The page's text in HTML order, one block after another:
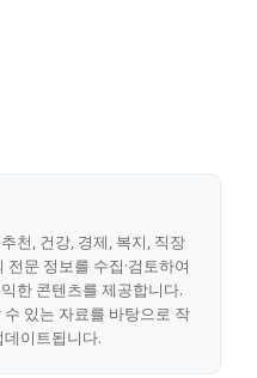
천, 건강, 경제, 복지, 직장
문 정보를 수집·검토하여
한 콘텐츠를 제공합니다.
있는 자료를 바탕으로 작
이트됩니다.